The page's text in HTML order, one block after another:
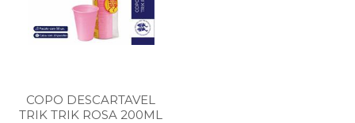
COPO DESCARTAVEL
TRIK TRIK ROSA 200ML